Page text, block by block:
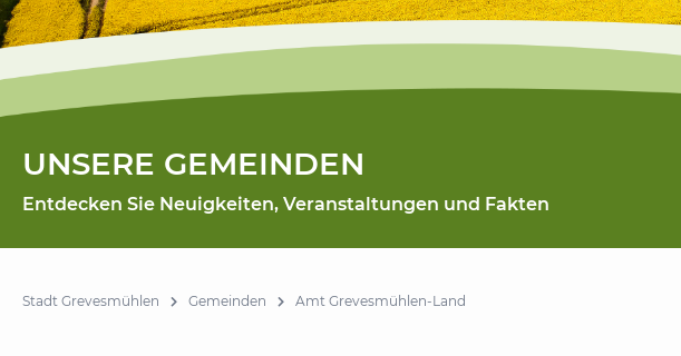
UNSERE GEMEINDEN
Entdecken Sie Neuigkeiten, Veranstaltungen und Fakten
Stadt Grevesmühlen Gemeinden Amt Grevesmühlen-Land